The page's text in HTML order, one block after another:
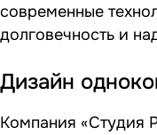
современные
долговечность и
Дизайн
Компания «Студия